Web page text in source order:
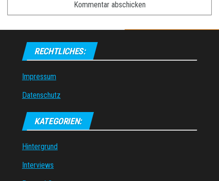
RECHTLICHES:
Impressum
Datenschutz
KATEGORIEN:
Hintergrund
Interviews